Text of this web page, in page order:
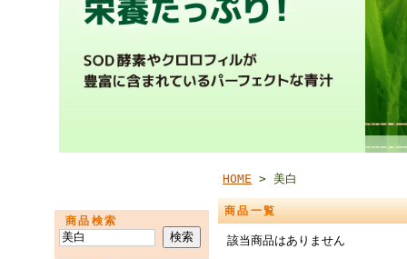
商品検索
HOME > 美白
商品一覧
該当商品はありません